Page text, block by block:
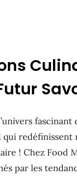
fascinant
qui redéfinissent
! Chez Food
par les